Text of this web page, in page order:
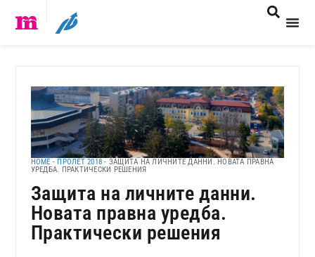
HOME - ПРОЛЕТ 2018 - ЗАЩИТА НА ЛИЧНИТЕ ДАННИ. НОВАТА ПРАВНА
УРЕДБА. ПРАКТИЧЕСКИ РЕШЕНИЯ
Защита на личните данни.
Новата правна уредба.
Практически решения